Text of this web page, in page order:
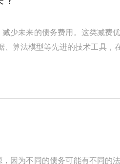
少未来的债务费用。这类减费
、算法模型等先进的技术工具
因为不同的债务可能有不同的